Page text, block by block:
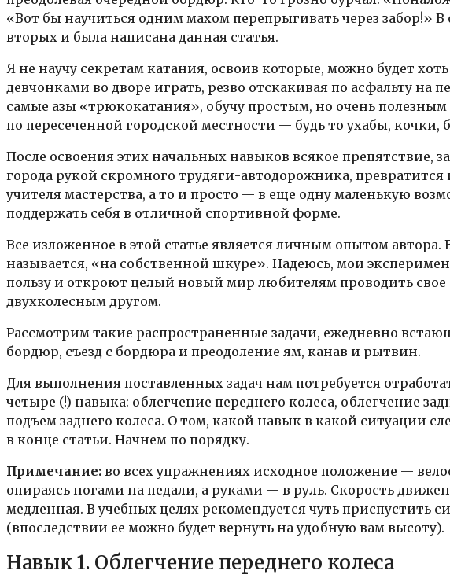
«Вот бы научиться одним махом перепрыгивать через забор!»
вторых и была написана данная статья.
Я не научу секретам катания, освоив которые, можно будет
девчонками во дворе играть, резво отскакивая по асфальту на
самые азы «трюкокатания», обучу простым, но очень
по пересеченной городской местности — будь то ухабы,
После освоения этих начальных навыков всякое препятствие,
города рукой скромного трудяги-автодорожника,
учителя мастерства, а то и просто — в еще одну маленькую
поддержать себя в отличной спортивной форме.
Все изложенное в этой статье является личным опытом
называется, «на собственной шкуре». Надеюсь, мои
пользу и откроют целый новый мир любителям проводить свое
двухколесным другом.
Рассмотрим такие распространенные задачи, ежедневно
бордюр, съезд с бордюра и преодоление ям, канав и рытвин.
Для выполнения поставленных задач нам потребуется
четыре (!) навыка: облегчение переднего колеса, облегчение
подъем заднего колеса. О том, какой навык в какой ситуации
в конце статьи. Начнем по порядку.
Примечание: во всех упражнениях исходное положение —
опираясь ногами на педали, а руками — в руль. Скорость
медленная. В учебных целях рекомендуется чуть приспустить
(впоследствии ее можно будет вернуть на удобную вам высоту).
Навык 1. Облегчение переднего колеса